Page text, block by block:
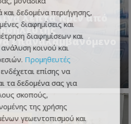
λεπτά πριν από
επαναλαμβανόμενο
και δεδομένα περιήγησης,
διαφημίσεις και
διαφημίσεων και
κοινού και
Προμηθευτές
ενδέχεται επίσης να
τα δεδομένα σας για
σκοπούς,
της χρήσης
γεωεντοπισμού και